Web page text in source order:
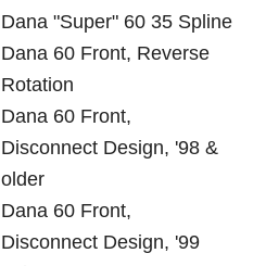
Dana "Super" 60 35 Spline
Dana 60 Front, Reverse
Rotation
Dana 60 Front,
Disconnect Design, '98 &
older
Dana 60 Front,
Disconnect Design, '99